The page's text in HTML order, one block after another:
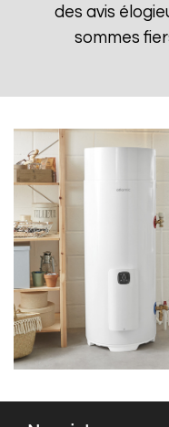
des avis
sommes